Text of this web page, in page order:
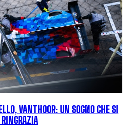
VANTHOOR: UN SOGNO CHE SI